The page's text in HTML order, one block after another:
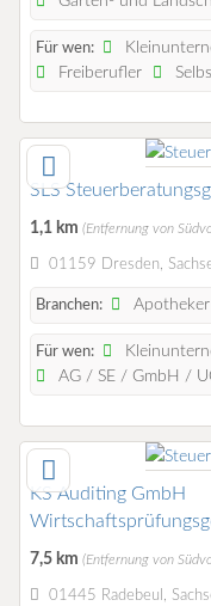
Für wen:
Freiberufler
SLS
1,1 km (Entfernung von
01159 Dresden,
Branchen: Apotheker
Für wen:
AG / SE / GmbH /
KS Auditing GmbH
7,5 km (Entfernung von
01445 Radebeul,